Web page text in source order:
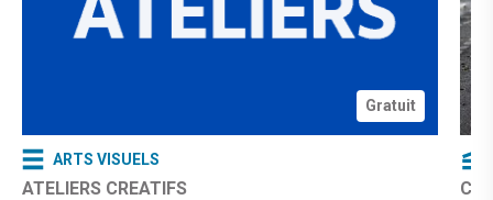
Gratuit
ARTS VISUELS
ATELIERS CREATIFS